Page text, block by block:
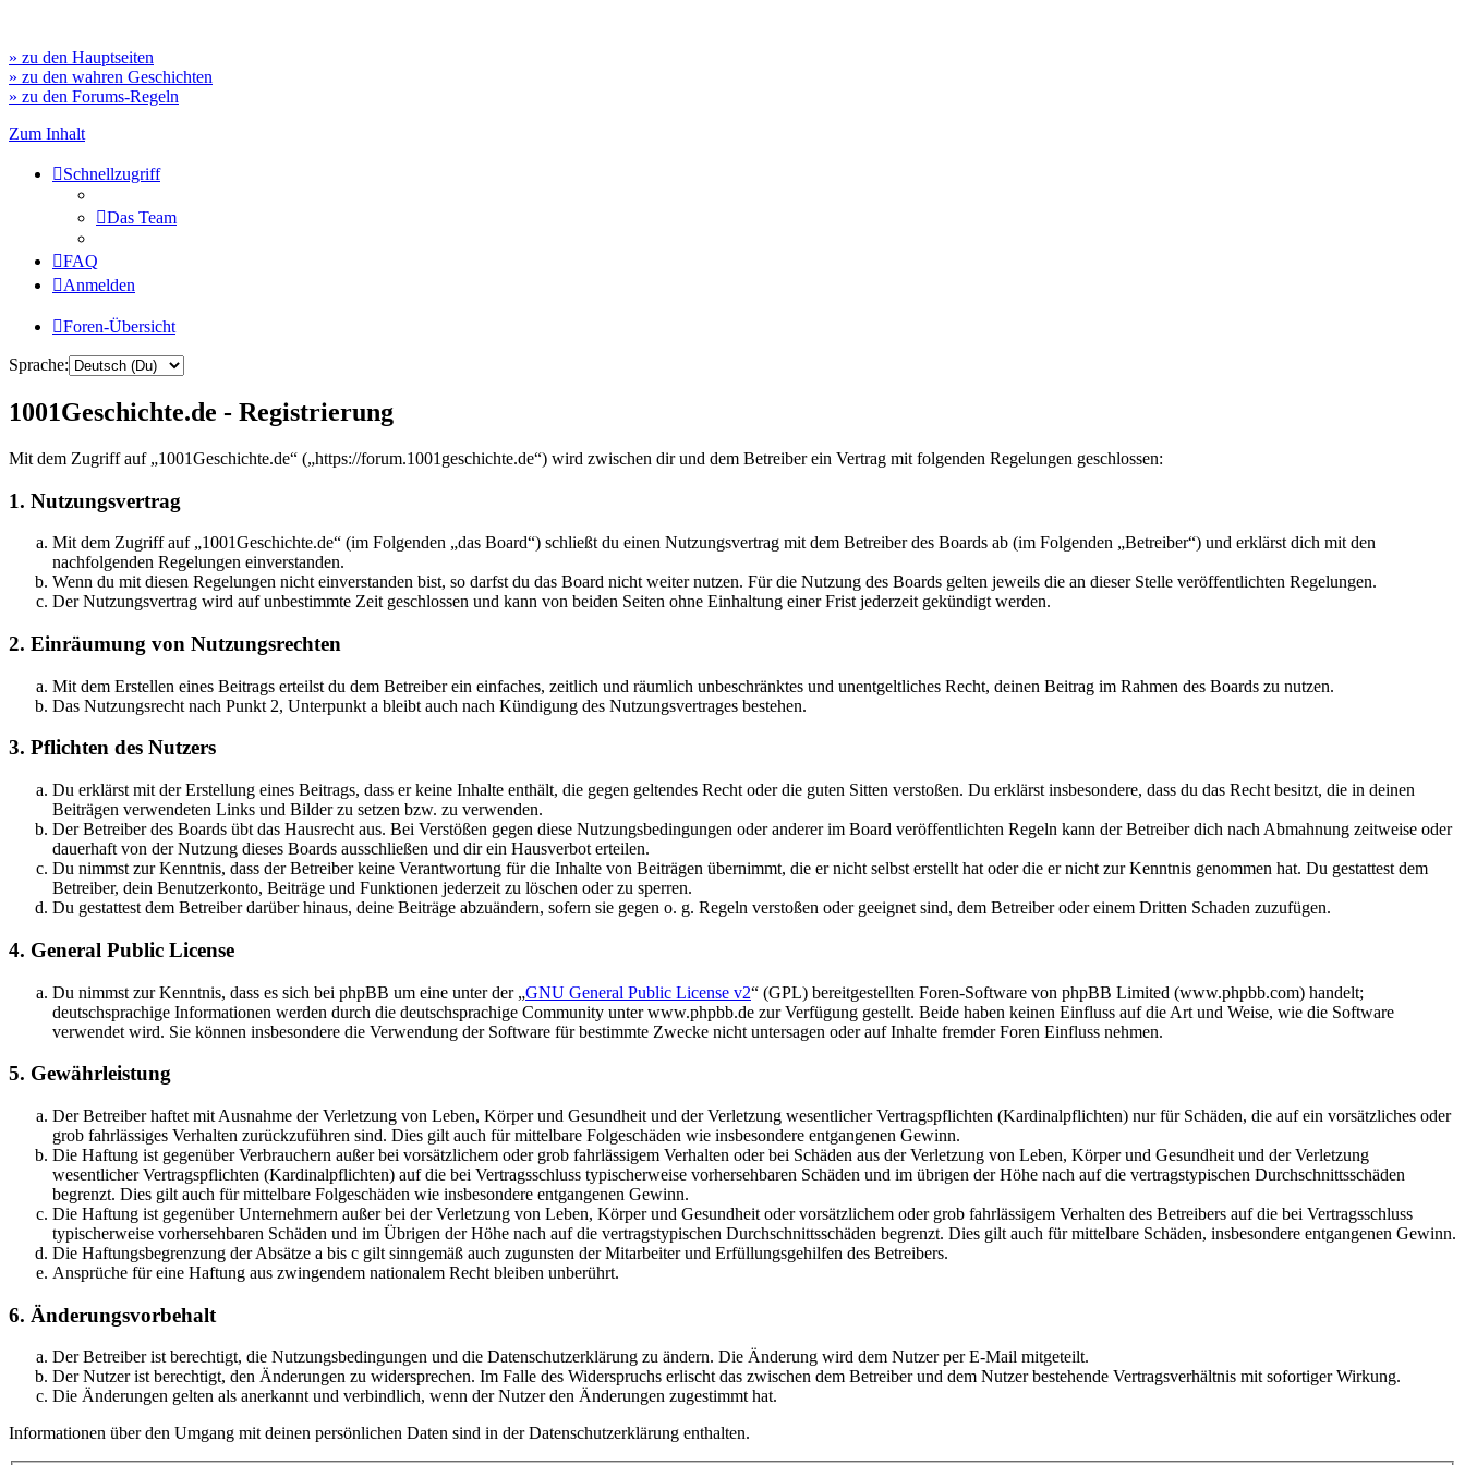
» zu den Hauptseiten
» zu den wahren Geschichten
» zu den Forums-Regeln
Zum Inhalt
Schnellzugriff
Das Team
FAQ
Anmelden
Foren-Übersicht
Sprache:
1001Geschichte.de - Registrierung
Mit dem Zugriff auf „1001Geschichte.de“ („https://forum.1001geschichte.de“) wird zwischen dir und dem Betreiber ein Vertrag mit folgenden Regelungen geschlossen:
1. Nutzungsvertrag
Mit dem Zugriff auf „1001Geschichte.de“ (im Folgenden „das Board“) schließt du einen Nutzungsvertrag mit dem Betreiber des Boards ab (im Folgenden „Betreiber“) und erklärst dich mit den
nachfolgenden Regelungen einverstanden.
Wenn du mit diesen Regelungen nicht einverstanden bist, so darfst du das Board nicht weiter nutzen. Für die Nutzung des Boards gelten jeweils die an dieser Stelle veröffentlichten Regelungen.
Der Nutzungsvertrag wird auf unbestimmte Zeit geschlossen und kann von beiden Seiten ohne Einhaltung einer Frist jederzeit gekündigt werden.
2. Einräumung von Nutzungsrechten
Mit dem Erstellen eines Beitrags erteilst du dem Betreiber ein einfaches, zeitlich und räumlich unbeschränktes und unentgeltliches Recht, deinen Beitrag im Rahmen des Boards zu nutzen.
Das Nutzungsrecht nach Punkt 2, Unterpunkt a bleibt auch nach Kündigung des Nutzungsvertrages bestehen.
3. Pflichten des Nutzers
Du erklärst mit der Erstellung eines Beitrags, dass er keine Inhalte enthält, die gegen geltendes Recht oder die guten Sitten verstoßen. Du erklärst insbesondere, dass du das Recht besitzt, die in deinen
Beiträgen verwendeten Links und Bilder zu setzen bzw. zu verwenden.
Der Betreiber des Boards übt das Hausrecht aus. Bei Verstößen gegen diese Nutzungsbedingungen oder anderer im Board veröffentlichten Regeln kann der Betreiber dich nach Abmahnung zeitweise oder
dauerhaft von der Nutzung dieses Boards ausschließen und dir ein Hausverbot erteilen.
Du nimmst zur Kenntnis, dass der Betreiber keine Verantwortung für die Inhalte von Beiträgen übernimmt, die er nicht selbst erstellt hat oder die er nicht zur Kenntnis genommen hat. Du gestattest dem
Betreiber, dein Benutzerkonto, Beiträge und Funktionen jederzeit zu löschen oder zu sperren.
Du gestattest dem Betreiber darüber hinaus, deine Beiträge abzuändern, sofern sie gegen o. g. Regeln verstoßen oder geeignet sind, dem Betreiber oder einem Dritten Schaden zuzufügen.
4. General Public License
Du nimmst zur Kenntnis, dass es sich bei phpBB um eine unter der „GNU General Public License v2“ (GPL) bereitgestellten Foren-Software von phpBB Limited (www.phpbb.com) handelt;
deutschsprachige Informationen werden durch die deutschsprachige Community unter www.phpbb.de zur Verfügung gestellt. Beide haben keinen Einfluss auf die Art und Weise, wie die Software
verwendet wird. Sie können insbesondere die Verwendung der Software für bestimmte Zwecke nicht untersagen oder auf Inhalte fremder Foren Einfluss nehmen.
5. Gewährleistung
Der Betreiber haftet mit Ausnahme der Verletzung von Leben, Körper und Gesundheit und der Verletzung wesentlicher Vertragspflichten (Kardinalpflichten) nur für Schäden, die auf ein vorsätzliches oder
grob fahrlässiges Verhalten zurückzuführen sind. Dies gilt auch für mittelbare Folgeschäden wie insbesondere entgangenen Gewinn.
Die Haftung ist gegenüber Verbrauchern außer bei vorsätzlichem oder grob fahrlässigem Verhalten oder bei Schäden aus der Verletzung von Leben, Körper und Gesundheit und der Verletzung
wesentlicher Vertragspflichten (Kardinalpflichten) auf die bei Vertragsschluss typischerweise vorhersehbaren Schäden und im übrigen der Höhe nach auf die vertragstypischen Durchschnittsschäden
begrenzt. Dies gilt auch für mittelbare Folgeschäden wie insbesondere entgangenen Gewinn.
Die Haftung ist gegenüber Unternehmern außer bei der Verletzung von Leben, Körper und Gesundheit oder vorsätzlichem oder grob fahrlässigem Verhalten des Betreibers auf die bei Vertragsschluss
typischerweise vorhersehbaren Schäden und im Übrigen der Höhe nach auf die vertragstypischen Durchschnittsschäden begrenzt. Dies gilt auch für mittelbare Schäden, insbesondere entgangenen Gewinn.
Die Haftungsbegrenzung der Absätze a bis c gilt sinngemäß auch zugunsten der Mitarbeiter und Erfüllungsgehilfen des Betreibers.
Ansprüche für eine Haftung aus zwingendem nationalem Recht bleiben unberührt.
6. Änderungsvorbehalt
Der Betreiber ist berechtigt, die Nutzungsbedingungen und die Datenschutzerklärung zu ändern. Die Änderung wird dem Nutzer per E-Mail mitgeteilt.
Der Nutzer ist berechtigt, den Änderungen zu widersprechen. Im Falle des Widerspruchs erlischt das zwischen dem Betreiber und dem Nutzer bestehende Vertragsverhältnis mit sofortiger Wirkung.
Die Änderungen gelten als anerkannt und verbindlich, wenn der Nutzer den Änderungen zugestimmt hat.
Informationen über den Umgang mit deinen persönlichen Daten sind in der Datenschutzerklärung enthalten.